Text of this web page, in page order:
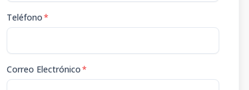
Teléfono*
Correo Electrónico*